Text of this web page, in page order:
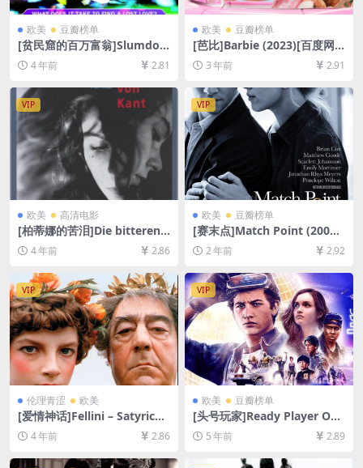
欧美 豆瓣榜单
[贫民窟的百万富翁]Slumdog
Millionaire (2008)[百度网盘
+迅雷云盘资源1080P超清未
删减][MP4/7.7GB][中英字幕]
4 年前 2.81
欧美 豆瓣榜单
[芭比]Barbie (2023)[百度网
盘+夸克网盘1080P超清未删
减资源][网盘在线播放/下载]
[MP4/7.2GB][中英字幕]
3 年前 2.91
VIP
欧美 高清电影
[柏蒂娜的苦泪]Die bitteren T
ränen der Petra von Kant
(1972)[百度网盘+夸克网盘资
源1080P超清未删减][MP4/8
GB][中文字幕]
4 年前 2.86
VIP
欧美 豆瓣榜单
[赛末点]Match Point (2005)
[百度网盘+夸克网盘1080P超
清未删减资源][网盘在线播放/
下载][MP4/8GB][中英字幕]
2 年前 2.92
VIP
伦理青涩 欧美
[爱情神话]Fellini – Satyricon
(1969)[百度网盘+迅雷云盘资
源1080P超清未删减][MP4/8.
4 年前 2.86
VIP
欧美 豆瓣榜单
[头号玩家]Ready Player One
(2018)[百度网盘+迅雷云盘资
源1080P超清未删减][MP4/8.
5 年前 2.89